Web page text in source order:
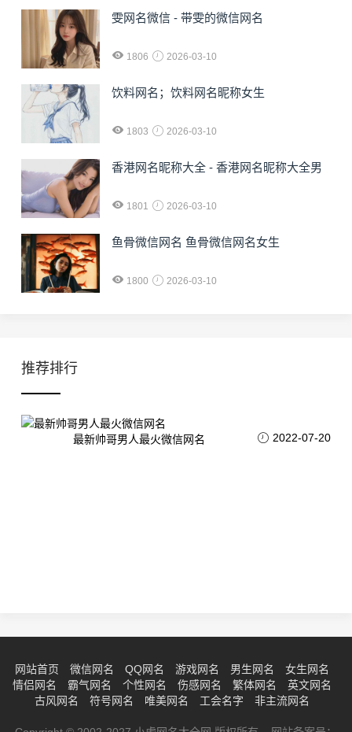
雯网名微信 - 带雯的微信网名
1806 2026-03-10
饮料网名；饮料网名昵称女生
1803 2026-03-10
香港网名昵称大全 - 香港网名昵称大全男
1801 2026-03-10
鱼骨微信网名 鱼骨微信网名女生
1800 2026-03-10
推荐排行
最新帅哥男人最火微信网名 2022-07-20
网站首页 微信网名 QQ网名 游戏网名 男生网名
女生网名
情侣网名
霸气网名 个性网名 伤感网名 繁体网名
英文网名
古风网名
符号网名 唯美网名 工会名字 非主流网名